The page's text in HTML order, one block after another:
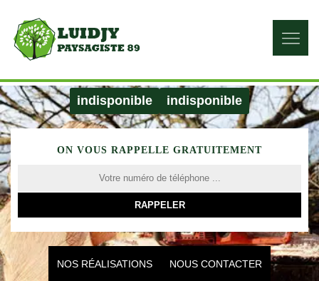
indisponible indisponible
ON VOUS RAPPELLE GRATUITEMENT
NOS RÉALISATIONS NOUS CONTACTER